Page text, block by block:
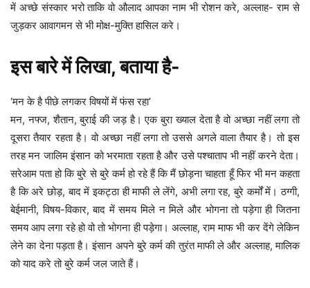
में अच्छे संस्कार भरो ताकि वो औलाद आपका नाम भी रोशन करे, अल्लाह- राम से
जुड़कर आवागमन से भी मोक्ष-मुक्ति हासिल करे।
इस बारे में लिखा, बताया है-
‘मन के है पीछे लगकर विषयों में फंस रहा’
मन, नफ्ज, शैतान, बुराई की जड़ है। एक बुरा ख्याल देता है वो अच्छा नहीं लगा तो
दूसरा तैयार रहता है। वो अच्छा नहीं लगा तो उससे अगले वाला तैयार है। तो इस
तरह मन जालिम इंसान को भरमाता रहता है और उसे पश्चाताप भी नहीं करने देता।
सरेआम पता हो कि बुरे से बुरे कर्म हो रहे हैं कि मैं छोड़ना चाहता हूँ फिर भी मन कहता
है कि अरे छोड़, बाद में इकट्ठा ही माफी ले लेंगे, अभी लगा रह, बुरे कर्मों में। ठग्गी,
बेईमानी, विषय-विकार, बाद में समय मिले न मिले और भोगना तो पड़ेगा ही जितना
समय आप लगा रहे हो वो तो भोगना ही पड़ेगा। अल्लाह, राम माफ भी कर देंगे लेकिन
लेने का देना पड़ता है। इंसान अपने बुरे कर्म की तुरंत माफी ले और अल्लाह, मालिक
को याद करे तो बुरे कर्म जल जाते हैं।